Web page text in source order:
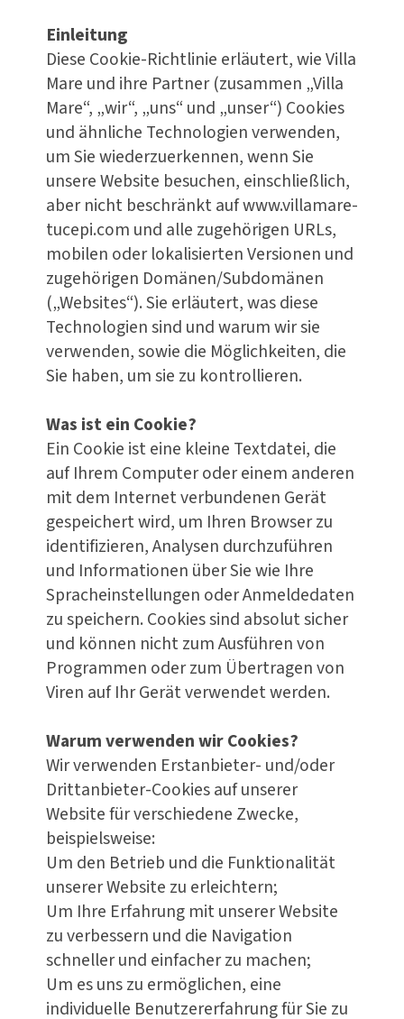
Einleitung
Diese Cookie-Richtlinie erläutert, wie Villa
Mare und ihre Partner (zusammen „Villa
Mare“, „wir“, „uns“ und „unser“) Cookies
und ähnliche Technologien verwenden,
um Sie wiederzuerkennen, wenn Sie
unsere Website besuchen, einschließlich,
aber nicht beschränkt auf www.villamare-
tucepi.com und alle zugehörigen URLs,
mobilen oder lokalisierten Versionen und
zugehörigen Domänen/Subdomänen
(„Websites“). Sie erläutert, was diese
Technologien sind und warum wir sie
verwenden, sowie die Möglichkeiten, die
Sie haben, um sie zu kontrollieren.
Was ist ein Cookie?
Ein Cookie ist eine kleine Textdatei, die
auf Ihrem Computer oder einem anderen
mit dem Internet verbundenen Gerät
gespeichert wird, um Ihren Browser zu
identifizieren, Analysen durchzuführen
und Informationen über Sie wie Ihre
Spracheinstellungen oder Anmeldedaten
zu speichern. Cookies sind absolut sicher
und können nicht zum Ausführen von
Programmen oder zum Übertragen von
Viren auf Ihr Gerät verwendet werden.
Warum verwenden wir Cookies?
Wir verwenden Erstanbieter- und/oder
Drittanbieter-Cookies auf unserer
Website für verschiedene Zwecke,
beispielsweise:
Um den Betrieb und die Funktionalität
unserer Website zu erleichtern;
Um Ihre Erfahrung mit unserer Website
zu verbessern und die Navigation
schneller und einfacher zu machen;
Um es uns zu ermöglichen, eine
individuelle Benutzererfahrung für Sie zu